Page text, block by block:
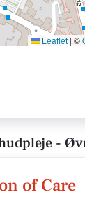
Leaflet | ©
-
of Care